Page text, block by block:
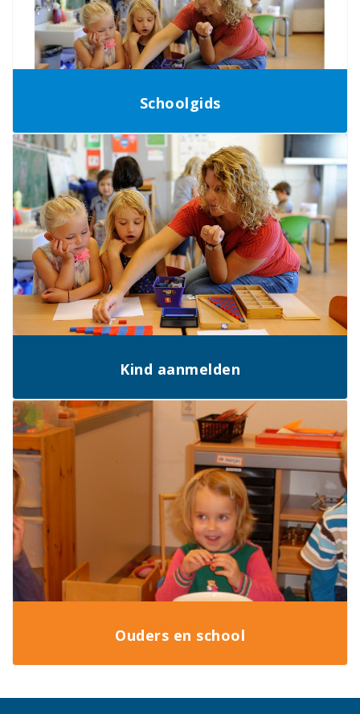
Schoolgids
Kind aanmelden
Ouders en school